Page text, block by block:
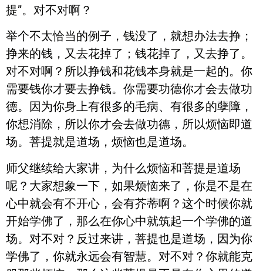
提”。对不对啊？
举个不太恰当的例子，钱没了，就想办法去挣；
挣来的钱，又去花掉了；钱花掉了，又去挣了。
对不对啊？所以挣钱和花钱本身就是一起的。你
需要钱你才要去挣钱。你需要功德你才会去做功
德。因为你身上有很多的毛病、有很多的孽障，
你想消除，所以你才会去做功德，所以烦恼即道
场。菩提就是道场，烦恼也是道场。
师父继续给大家讲，为什么烦恼和菩提是道场
呢？大家想象一下，如果烦恼来了，你是不是在
心中就会有不开心，会有芥蒂啊？这个时候你就
开始学佛了，那么在你心中就筑起一个学佛的道
场。对不对？反过来讲，菩提也是道场，因为你
学佛了，你就永远会有智慧。对不对？你就能克